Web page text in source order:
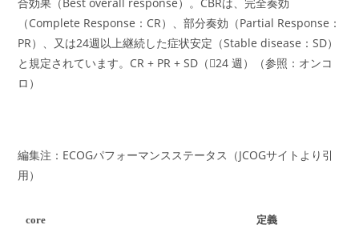
（Complete Response：CR）、部分奏効（Partial Response：
PR）、又は24週以上継続した症状安定（Stable disease：SD）
と規定されています。CR + PR + SD（24 週）（参照：オンコ
ロ）
編集注：ECOGパフォーマンスステータス（JCOGサイトより引
用）
core 定義